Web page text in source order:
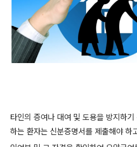
타인의 증여나 대여 및 도용을 방지하
하는 환자는 신분증명서를 제출해야 하